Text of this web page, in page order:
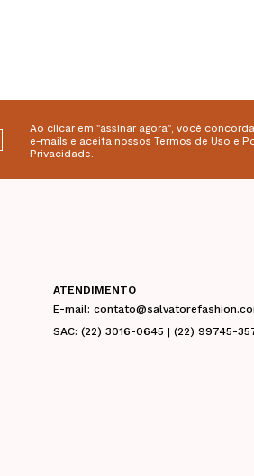
Ao clicar em "assinar agora", você
e-mails e aceita nossos Termos de Uso e
Privacidade.
ATENDIMENTO
E-mail:
SAC: (22) 3016-0645 | (22) 99745-